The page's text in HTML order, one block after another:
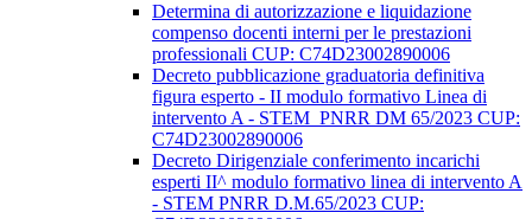
Determina di autorizzazione e liquidazione
compenso docenti interni per le prestazioni
professionali CUP: C74D23002890006
Decreto pubblicazione graduatoria definitiva
figura esperto - II modulo formativo Linea di
intervento A - STEM_PNRR DM 65/2023 CUP:
C74D23002890006
Decreto Dirigenziale conferimento incarichi
esperti II^ modulo formativo linea di intervento A
- STEM PNRR D.M.65/2023 CUP: